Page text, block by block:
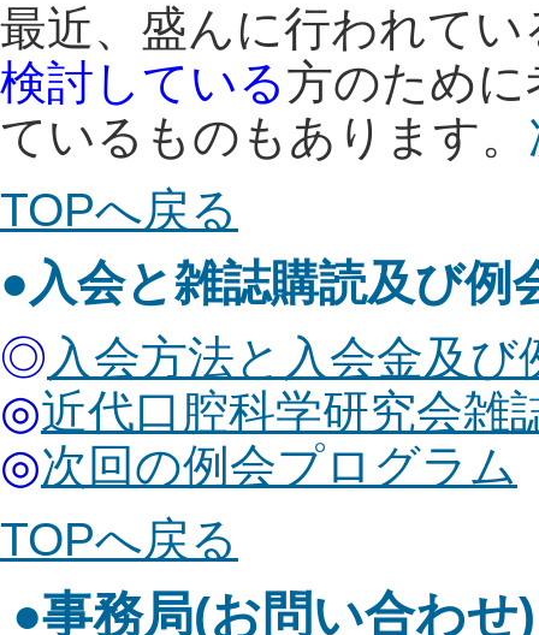
最近、盛んに行われてい
検討している方のため
ているものもあります。
TOPへ戻る
●入会と雑誌購読及び
◎入会方法と入会金及
◎近代口腔科学研究会雑
◎次回の例会プログラム
TOPへ戻る
●事務局(お問い合わせ)